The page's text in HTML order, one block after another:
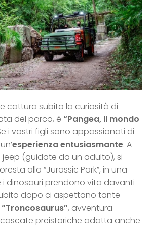
cattura subito la curiosità di
del parco, è “Pangea, Il mondo
i vostri figli sono appassionati di
esperienza entusiasmante. A
(guidate da un adulto), si
alla “Jurassic Park”, in una
dinosauri prendono vita davanti
dopo ci aspettano tante
“Troncosaurus”, avventura
preistoriche adatta anche